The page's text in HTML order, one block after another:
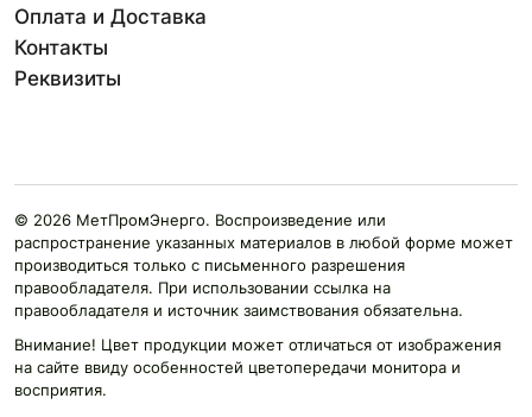
Оплата и Доставка
Контакты
Реквизиты
© 2026 МетПромЭнерго. Воспроизведение или
распространение указанных материалов в любой форме может
производиться только с письменного разрешения
правообладателя. При использовании ссылка на
правообладателя и источник заимствования обязательна.
Внимание! Цвет продукции может отличаться от изображения
на сайте ввиду особенностей цветопередачи монитора и
восприятия.